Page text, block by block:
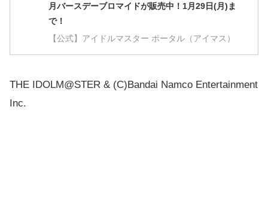
月バースデーブロマイドが販売中！1月29日(月)ま
で！
【公式】アイドルマスター ポータル（アイマス）
THE IDOLM@STER & (C)Bandai Namco Entertainment
Inc.